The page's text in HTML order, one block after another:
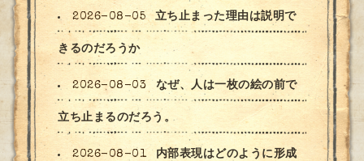
2026-08-05 立ち止まった理由は説明で
きるのだろうか
2026-08-03 なぜ、人は一枚の絵の前で
立ち止まるのだろう。
2026-08-01 内部表現はどのように形成